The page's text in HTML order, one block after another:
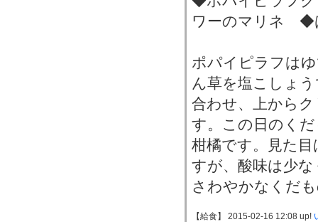
ワーのマリネ
ポパイピラフは
ん草を塩こしょ
合わせ、上から
す。この日のく
柑橘です。見た
すが、酸味は少
さわやかなくだ
【給食】 2015-02-16 12:08 up!